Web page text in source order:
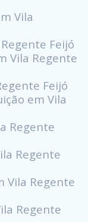
Vila
Feijó
Vila Regente
Feijó
em Vila
Regente
Regente
Vila Regente
Regente